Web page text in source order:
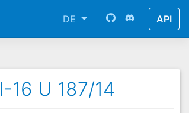
DE API
U 187/14